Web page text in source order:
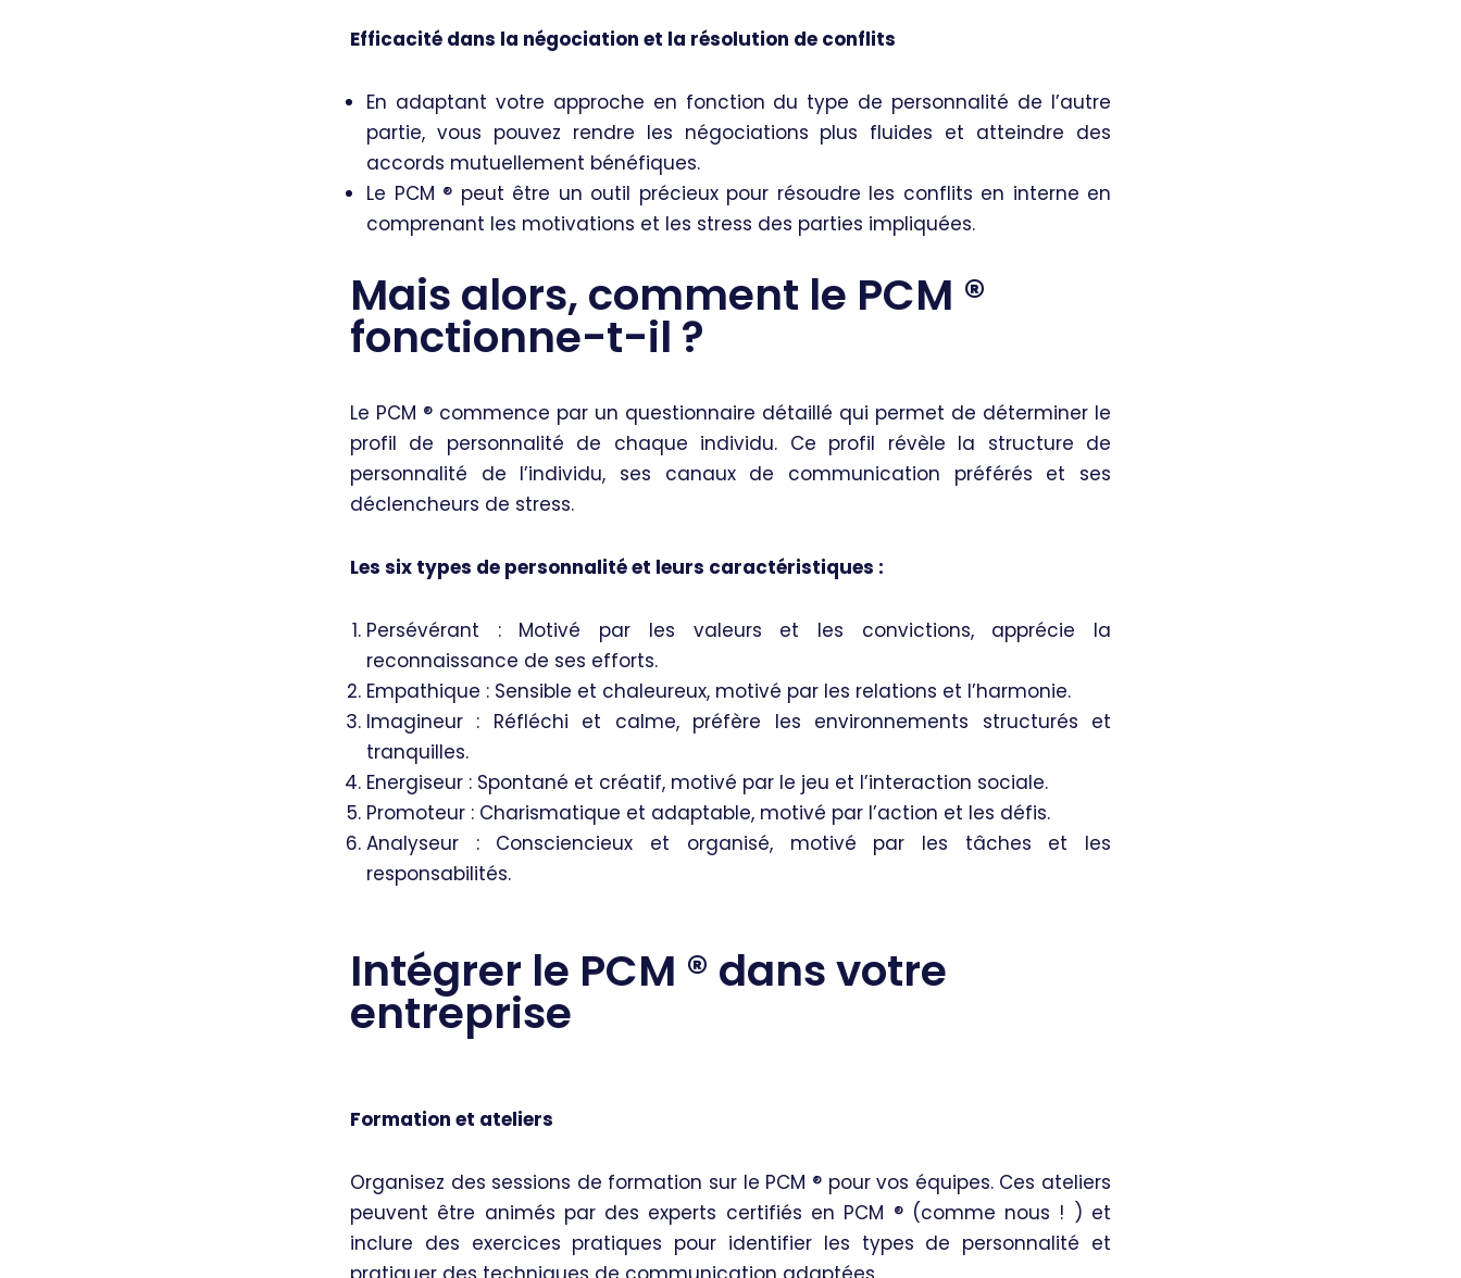
Efficacité dans la négociation et la résolution de conflits
En adaptant votre approche en fonction du type de personnalité de l’autre
partie, vous pouvez rendre les négociations plus fluides et atteindre des
accords mutuellement bénéfiques.
Le PCM ®️ peut être un outil précieux pour résoudre les conflits en interne en
comprenant les motivations et les stress des parties impliquées.
Mais alors, comment le PCM ®️
fonctionne-t-il ?
Le PCM ®️ commence par un questionnaire détaillé qui permet de déterminer le
profil de personnalité de chaque individu. Ce profil révèle la structure de
personnalité de l’individu, ses canaux de communication préférés et ses
déclencheurs de stress.
Les six types de personnalité et leurs caractéristiques :
Persévérant : Motivé par les valeurs et les convictions, apprécie la
reconnaissance de ses efforts.
Empathique : Sensible et chaleureux, motivé par les relations et l’harmonie.
Imagineur : Réfléchi et calme, préfère les environnements structurés et
tranquilles.
Energiseur : Spontané et créatif, motivé par le jeu et l’interaction sociale.
Promoteur : Charismatique et adaptable, motivé par l’action et les défis.
Analyseur : Consciencieux et organisé, motivé par les tâches et les
responsabilités.
Intégrer le PCM ®️ dans votre
entreprise
Formation et ateliers
Organisez des sessions de formation sur le PCM ®️ pour vos équipes. Ces ateliers
peuvent être animés par des experts certifiés en PCM ®️ (comme nous ! ) et
inclure des exercices pratiques pour identifier les types de personnalité et